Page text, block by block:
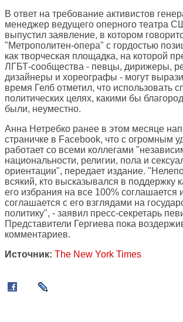
В ответ на требование активистов
менеджер ведущего оперного театра
выпустил заявление, в котором
"Метрополитен-опера" с гордостью
как творческая площадка, на которой
ЛГБТ-сообщества - певцы, дирижеры,
дизайнеры и хореографы - могут
время Гелб отметил, что использовать
политических целях, какими бы
были, неуместно.
Анна Нетребко ранее в этом месяце
страничке в Facebook, что с огромным
работает со всеми коллегами
национальности, религии, пола и
ориентации", передает издание.
всякий, кто высказывался в поддержку
его избрания на все 100% соглашается
соглашается с его взглядами на
политику", - заявил пресс-секретарь
Представители Гергиева пока
комментариев.
Источник: The New York Times